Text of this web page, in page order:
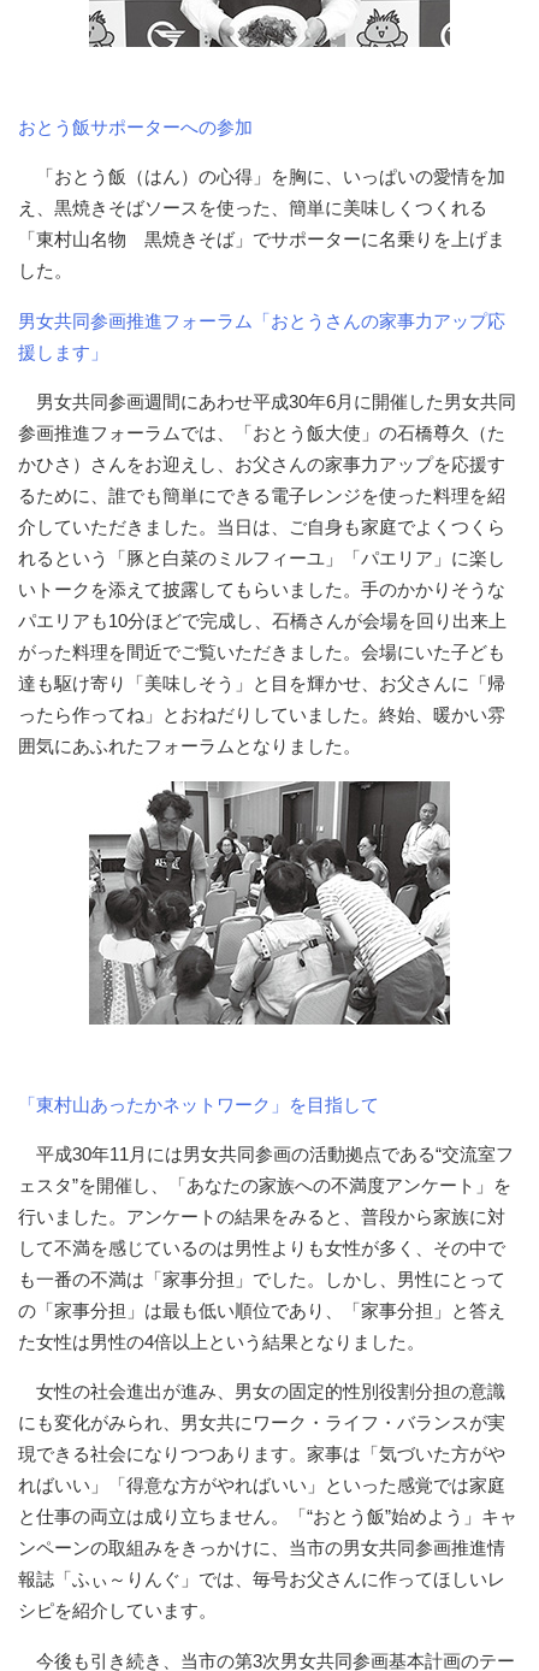
おとう飯サポーターへの参加
「おとう飯（はん）の心得」を胸に、いっぱいの愛情を加
え、黒焼きそばソースを使った、簡単に美味しくつくれる
「東村山名物 黒焼きそば」でサポーターに名乗りを上げま
した。
男女共同参画推進フォーラム「おとうさんの家事力アップ応
援します」
男女共同参画週間にあわせ平成30年6月に開催した男女共同
参画推進フォーラムでは、「おとう飯大使」の石橋尊久（た
かひさ）さんをお迎えし、お父さんの家事力アップを応援す
るために、誰でも簡単にできる電子レンジを使った料理を紹
介していただきました。当日は、ご自身も家庭でよくつくら
れるという「豚と白菜のミルフィーユ」「パエリア」に楽し
いトークを添えて披露してもらいました。手のかかりそうな
パエリアも10分ほどで完成し、石橋さんが会場を回り出来上
がった料理を間近でご覧いただきました。会場にいた子ども
達も駆け寄り「美味しそう」と目を輝かせ、お父さんに「帰
ったら作ってね」とおねだりしていました。終始、暖かい雰
囲気にあふれたフォーラムとなりました。
「東村山あったかネットワーク」を目指して
平成30年11月には男女共同参画の活動拠点である“交流室フ
ェスタ”を開催し、「あなたの家族への不満度アンケート」を
行いました。アンケートの結果をみると、普段から家族に対
して不満を感じているのは男性よりも女性が多く、その中で
も一番の不満は「家事分担」でした。しかし、男性にとって
の「家事分担」は最も低い順位であり、「家事分担」と答え
た女性は男性の4倍以上という結果となりました。
女性の社会進出が進み、男女の固定的性別役割分担の意識
にも変化がみられ、男女共にワーク・ライフ・バランスが実
現できる社会になりつつあります。家事は「気づいた方がや
ればいい」「得意な方がやればいい」といった感覚では家庭
と仕事の両立は成り立ちません。「“おとう飯”始めよう」キャ
ンペーンの取組みをきっかけに、当市の男女共同参画推進情
報誌「ふぃ～りんぐ」では、毎号お父さんに作ってほしいレ
シピを紹介しています。
今後も引き続き、当市の第3次男女共同参画基本計画のテー